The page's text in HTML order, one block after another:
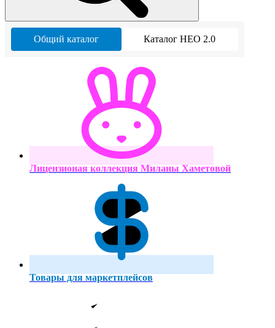
Общий каталог Каталог НЕО 2.0
Лицензионая коллекция Миланы Хаметовой
Товары для маркетплейсов